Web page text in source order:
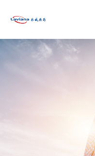
English